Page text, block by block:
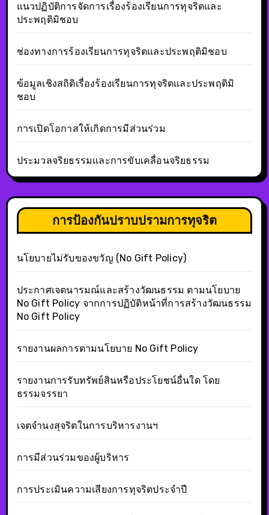
แนวปฏิบัติการจัดการเรื่องร้องเรียนการทุจริตและ
ประพฤติมิชอบ
ช่องทางการร้องเรียนการทุจริตและประพฤติมิชอบ
ข้อมูลเชิงสถิติเรื่องร้องเรียนการทุจริตและประพฤติมิ
ชอบ
การเปิดโอกาสให้เกิดการมีส่วนร่วม
ประมวลจริยธรรมและการขับเคลื่อนจริยธรรม
การป้องกันปราบปรามการทุจริต
นโยบายไม่รับของขวัญ (No Gift Policy)
ประกาศเจตนารมณ์และสร้างวัฒนธรรม ตามนโยบาย
No Gift Policy จากการปฏิบัติหน้าที่การสร้างวัฒนธรรม
No Gift Policy
รายงานผลการตามนโยบาย No Gift Policy
รายงานการรับทรัพย์สินหรือประโยชน์อื่นใด โดย
ธรรมจรรยา
เจตจำนงสุจริตในการบริหารงานฯ
การมีส่วนร่วมของผู้บริหาร
การประเมินความเสียงการทุจริตประจำปี